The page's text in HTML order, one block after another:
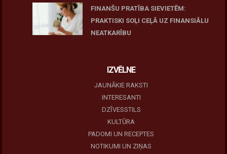
FINANŠU PRATĪBA SIEVIETĒM:
PRAKTISKI SOĻI CEĻĀ UZ FINANSIĀLU
NEATKARĪBU
IZVĒLNE
JAUNĀKIE RAKSTI
INTERESANTI
DZĪVESSTILS
KULTŪRA
PADOMI UN RECEPTES
NOTIKUMI UN ZIŅAS